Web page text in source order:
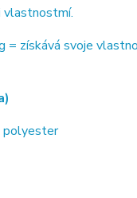
vlastnostmí.
získává svoje